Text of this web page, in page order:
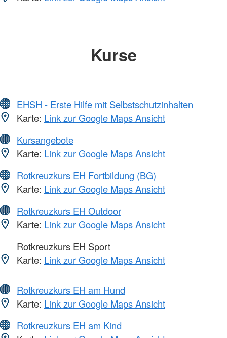
Kurse
EHSH - Erste Hilfe mit Selbstschutzinhalten
Karte: Link zur Google Maps Ansicht
Kursangebote
Karte: Link zur Google Maps Ansicht
Rotkreuzkurs EH Fortbildung (BG)
Karte: Link zur Google Maps Ansicht
Rotkreuzkurs EH Outdoor
Karte: Link zur Google Maps Ansicht
Rotkreuzkurs EH Sport
Karte: Link zur Google Maps Ansicht
Rotkreuzkurs EH am Hund
Karte: Link zur Google Maps Ansicht
Rotkreuzkurs EH am Kind